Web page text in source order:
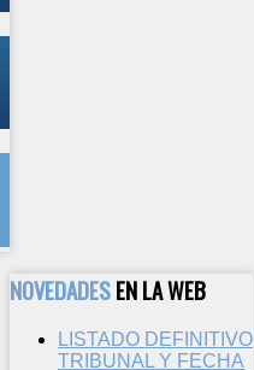
NOVEDADESEN LA WEB
LISTADO DEFINITIVO
TRIBUNAL Y FECHA